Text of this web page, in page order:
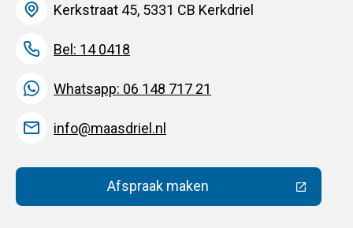
Kerkstraat 45, 5331 CB Kerkdriel
Bel: 14 0418
Whatsapp: 06 148 717 21
info@maasdriel.nl
Afspraak maken(Deze link gaat naar een